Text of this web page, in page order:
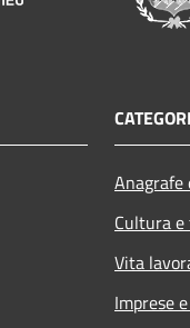
Cultura
Vita
Imprese